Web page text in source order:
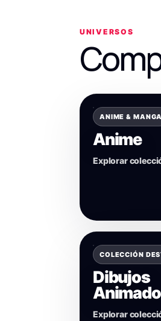
UNIVERSOS
ANIME & MANGA
Anime
Explorar
COLECCIÓN
Dibujos
Explorar